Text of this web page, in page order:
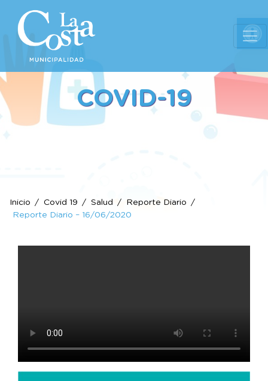
COVID-19
Inicio Covid 19 Salud
Reporte Diario
Reporte Diario – 16/06/2020